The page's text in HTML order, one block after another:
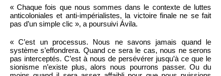
« Chaque fois que nous sommes dans le contexte de luttes
anticoloniales et anti-impérialistes, la victoire finale ne se fait
pas d’un simple clic », a poursuivi Ávila.
« C’est un processus. Nous ne savons jamais quand le
système s’effondrera. Quand ce sera le cas, nous ne serons
pas interceptés. C’est à nous de persévérer jusqu’à ce que le
sionisme n’existe plus, alors nous pourrons passer. Ou du